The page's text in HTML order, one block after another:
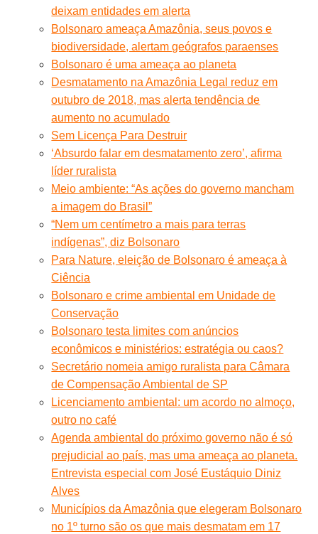
deixam entidades em alerta
Bolsonaro ameaça Amazônia, seus povos e
biodiversidade, alertam geógrafos paraenses
Bolsonaro é uma ameaça ao planeta
Desmatamento na Amazônia Legal reduz em
outubro de 2018, mas alerta tendência de
aumento no acumulado
Sem Licença Para Destruir
‘Absurdo falar em desmatamento zero’, afirma
líder ruralista
Meio ambiente: “As ações do governo mancham
a imagem do Brasil”
“Nem um centímetro a mais para terras
indígenas”, diz Bolsonaro
Para Nature, eleição de Bolsonaro é ameaça à
Ciência
Bolsonaro e crime ambiental em Unidade de
Conservação
Bolsonaro testa limites com anúncios
econômicos e ministérios: estratégia ou caos?
Secretário nomeia amigo ruralista para Câmara
de Compensação Ambiental de SP
Licenciamento ambiental: um acordo no almoço,
outro no café
Agenda ambiental do próximo governo não é só
prejudicial ao país, mas uma ameaça ao planeta.
Entrevista especial com José Eustáquio Diniz
Alves
Municípios da Amazônia que elegeram Bolsonaro
no 1º turno são os que mais desmatam em 17